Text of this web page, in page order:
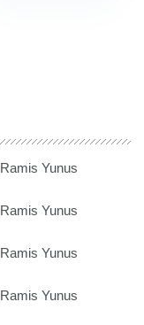
Yunus
Yunus
Yunus
Yunus